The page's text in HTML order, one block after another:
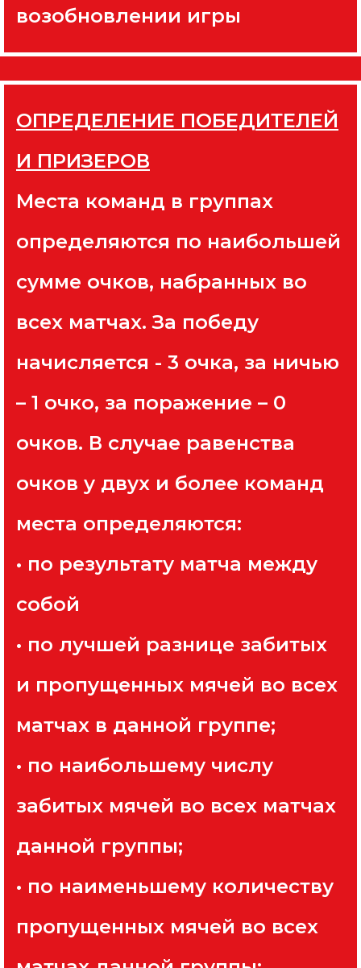
возобновлении игры
ОПРЕДЕЛЕНИЕ ПОБЕДИТЕЛЕЙ
И ПРИЗЕРОВ
Места команд в группах
определяются по наибольшей
сумме очков, набранных во
всех матчах. За победу
начисляется - 3 очка, за ничью
– 1 очко, за поражение – 0
очков. В случае равенства
очков у двух и более команд
места определяются:
• по результату матча между
собой
• по лучшей разнице забитых
и пропущенных мячей во всех
матчах в данной группе;
• по наибольшему числу
забитых мячей во всех матчах
данной группы;
• по наименьшему количеству
пропущенных мячей во всех